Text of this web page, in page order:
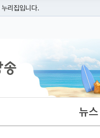
리집입니다.
를 사용하고 있다면 아래 URL에
뉴스